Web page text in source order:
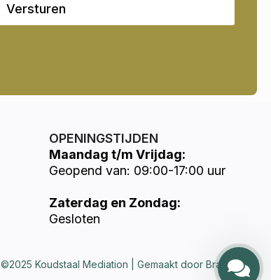
Versturen
OPENINGSTIJDEN
Maandag t/m Vrijdag:
Geopend van: 09:00-17:00 uur
Zaterdag en Zondag:
Gesloten
©2025 Koudstaal Mediation | Gemaakt door Brandways